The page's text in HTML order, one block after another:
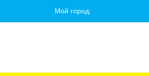
Мой город: